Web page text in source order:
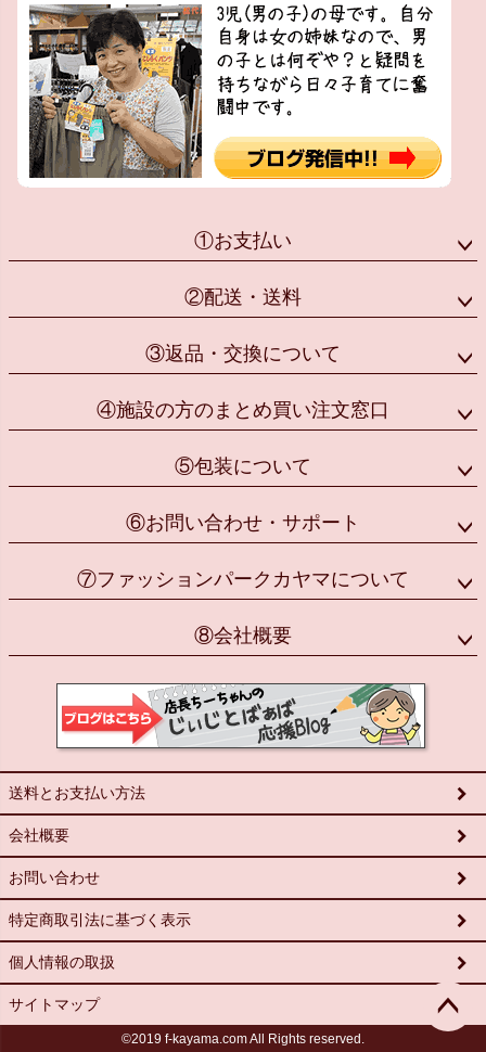
①お支払い
②配送・送料
③返品・交換について
④施設の方のまとめ買い注文窓口
⑤包装について
⑥お問い合わせ・サポート
⑦ファッションパークカヤマについて
⑧会社概要
送料とお支払い方法
会社概要
お問い合わせ
特定商取引法に基づく表示
個人情報の取扱
サイトマップ
©2019 f-kayama.com All Rights reserved.